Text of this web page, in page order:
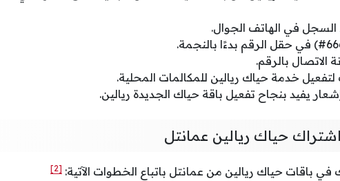
في الهاتف الجوال.
الاتصال بالرقم.
لتفعيل خدمة حياك ريالين للمكالمات المحلية.
يفيد بنجاح تفعيل باقة حياك الجديدة ريالين.
حياك ريالين عمانتل
في باقات حياك ريالين من عمانتل باتباع الخطوات الآتية: [2]